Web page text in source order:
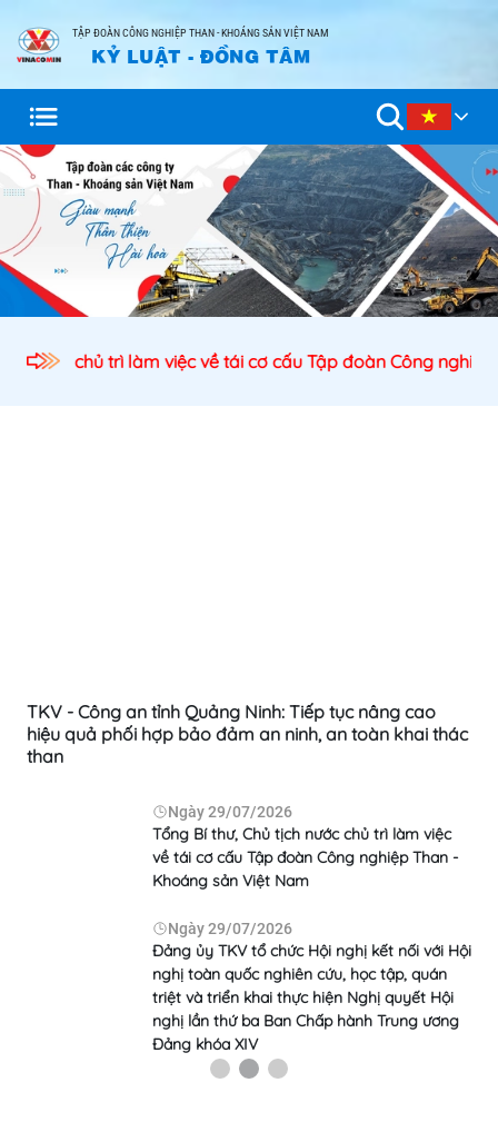
TẬP ĐOÀN CÔNG NGHIỆP THAN - KHOÁNG SẢN VIỆT NAM
KỶ LUẬT - ĐỒNG TÂM
nước chủ trì làm việc về tái cơ cấu Tập đoàn Công nghiệp
TKV - Công an tỉnh Quảng Ninh: Tiếp tục nâng cao
hiệu quả phối hợp bảo đảm an ninh, an toàn khai thác
than
Ngày29/07/2026
Tổng Bí thư, Chủ tịch nước chủ trì làm việc
về tái cơ cấu Tập đoàn Công nghiệp Than -
Khoáng sản Việt Nam
Ngày29/07/2026
Đảng ủy TKV tổ chức Hội nghị kết nối với Hội
nghị toàn quốc nghiên cứu, học tập, quán
triệt và triển khai thực hiện Nghị quyết Hội
nghị lần thứ ba Ban Chấp hành Trung ương
Đảng khóa XIV